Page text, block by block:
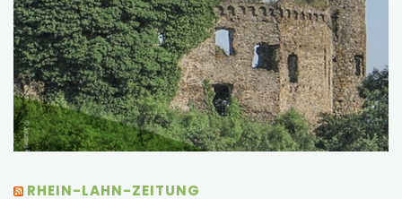
RHEIN-LAHN-ZEITUNG